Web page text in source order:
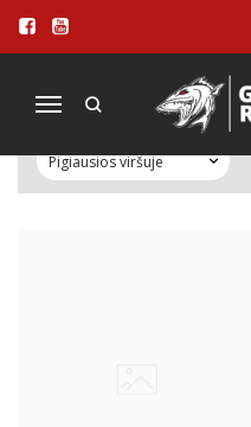
Navigacija
NEŠIOJAMOS
KEPSNINĖS -